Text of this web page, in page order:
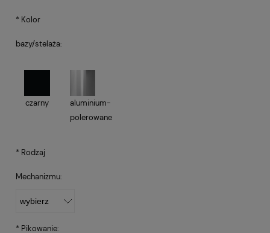
* Kolor
bazy/stelaża:
czarny
aluminium-
polerowane
* Rodzaj
Mechanizmu:
* Pikowanie: